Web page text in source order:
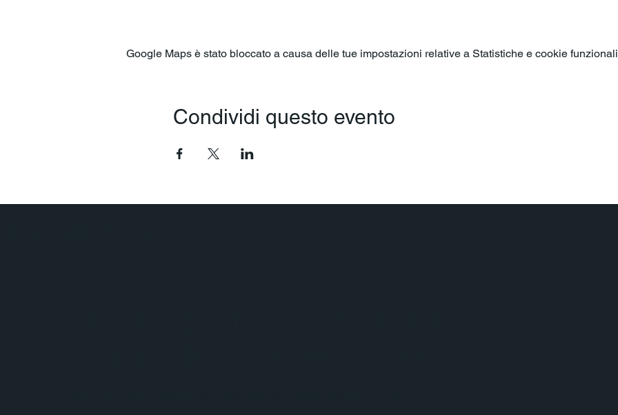
Google Maps è stato bloccato a causa delle tue impostazioni relative a Statistiche e cookie
Condividi questo evento